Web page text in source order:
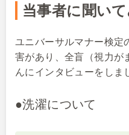
当事者に聞い
ユニバーサルマナー検定
害があり、全盲（視力が
んにインタビューをしま
●洗濯について